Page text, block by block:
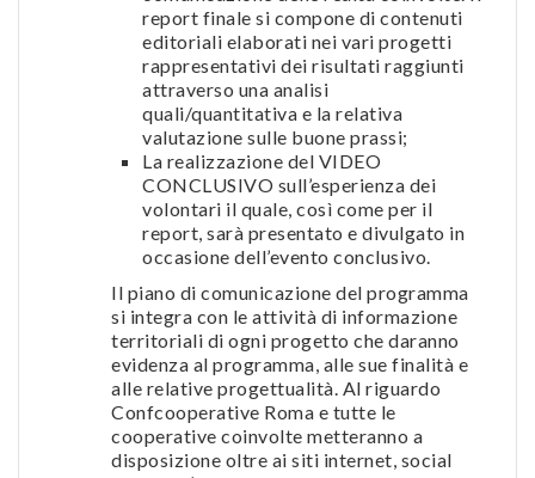
report finale si compone di contenuti
editoriali elaborati nei vari progetti
rappresentativi dei risultati raggiunti
attraverso una analisi
quali/quantitativa e la relativa
valutazione sulle buone prassi;
La realizzazione del VIDEO
CONCLUSIVO sull’esperienza dei
volontari il quale, così come per il
report, sarà presentato e divulgato in
occasione dell’evento conclusivo.
Il piano di comunicazione del programma
si integra con le attività di informazione
territoriali di ogni progetto che daranno
evidenza al programma, alle sue finalità e
alle relative progettualità. Al riguardo
Confcooperative Roma e tutte le
cooperative coinvolte metteranno a
disposizione oltre ai siti internet, social